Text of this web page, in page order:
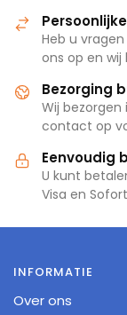
Heb u
ons op en wij
Bezorging
Wij bezorgen
contact op
Eenvoudig
U kunt
Visa en
INFORMATIE
Over ons